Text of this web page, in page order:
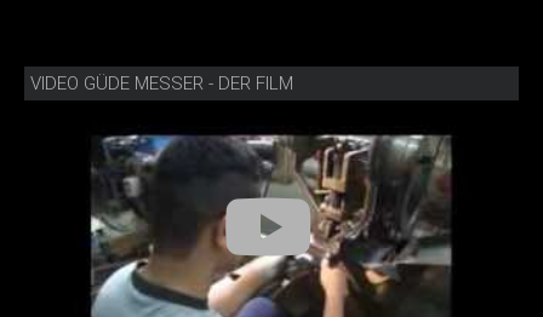
VIDEO GÜDE MESSER - DER FILM